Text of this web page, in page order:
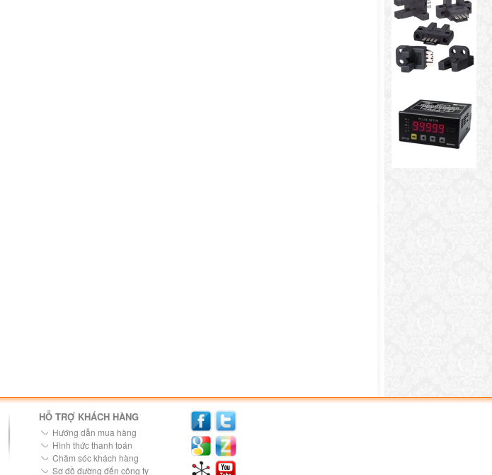
HỖ TRỢ KHÁCH HÀNG
Hướng dẫn mua hàng
Hình thức thanh toán
Chăm sóc khách hàng
Sơ đồ đường đến công ty